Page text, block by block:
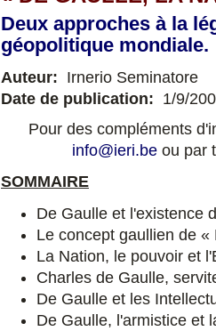
Deux approches à la
géopolitique mondiale.
Auteur: Irnerio Seminatore
Date de publication: 1/9/
Pour des compléments
info@ieri.beou par
SOMMAIRE
De Gaulle et l'existence
Le concept gaullien de «
La Nation, le pouvoir et
Charles de Gaulle,
De Gaulle et les
De Gaulle, l'armistice et